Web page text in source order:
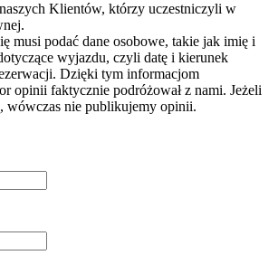
Klientów, którzy uczestniczyli w
musi podać dane osobowe, takie jak imię i
wyjazdu, czyli datę i kierunek
Dzięki tym informacjom
opinii faktycznie podróżował z nami. Jeżeli
wówczas nie publikujemy opinii.